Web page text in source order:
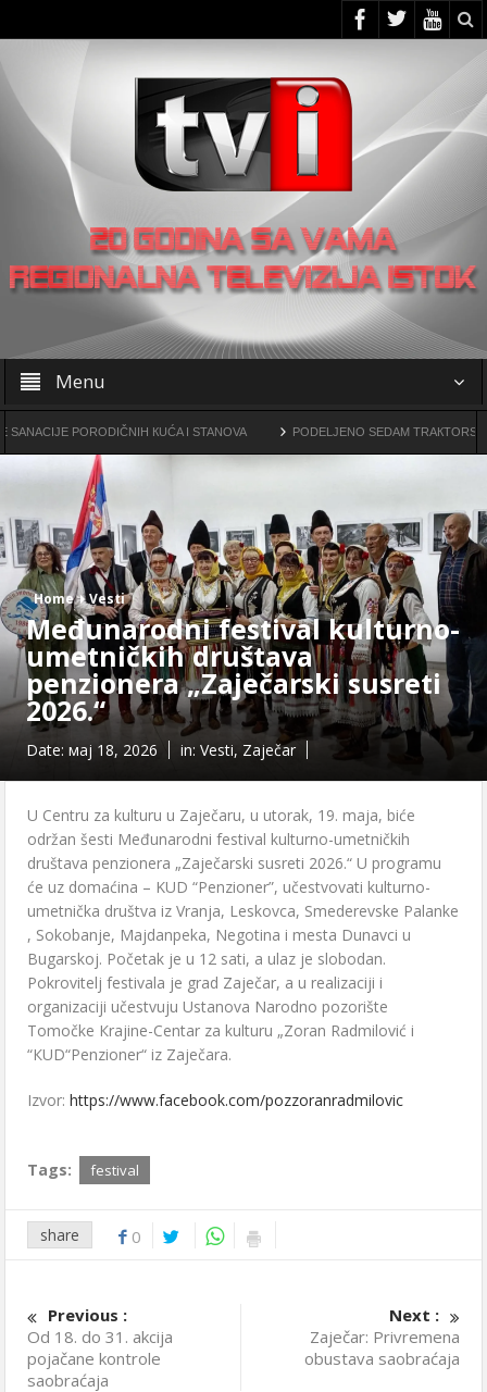
Menu
PORODIČNIH КUĆA I STANOVA PODELJENO SEDAM TRAКTORSКIH
Home Vesti
Međunarodni festival kulturno-
umetničkih društava
penzionera „Zaječarski susreti
2026.“
Date:мај 18, 2026 in:Vesti, Zaječar
U Centru za kulturu u Zaječaru, u utorak, 19. maja, biće
održan šesti Međunarodni festival kulturno-umetničkih
društava penzionera „Zaječarski susreti 2026.“ U programu
će uz domaćina – KUD “Penzioner”, učestvovati kulturno-
umetnička društva iz Vranja, Leskovca, Smederevske Palanke
, Sokobanje, Majdanpeka, Negotina i mesta Dunavci u
Bugarskoj. Početak je u 12 sati, a ulaz je slobodan.
Pokrovitelj festivala je grad Zaječar, a u realizaciji i
organizaciji učestvuju Ustanova Narodno pozorište
Tomočke Кrajine-Centar za kulturu „Zoran Radmilović i
“КUD“Penzioner“ iz Zaječara.
Izvor:https://www.facebook.com/pozzoranradmilovic
Tags: festival
share 0
Previous :
Od 18. do 31. akcija
pojačane kontrole
saobraćaja
Next :
Zaječar: Privremena
obustava saobraćaja